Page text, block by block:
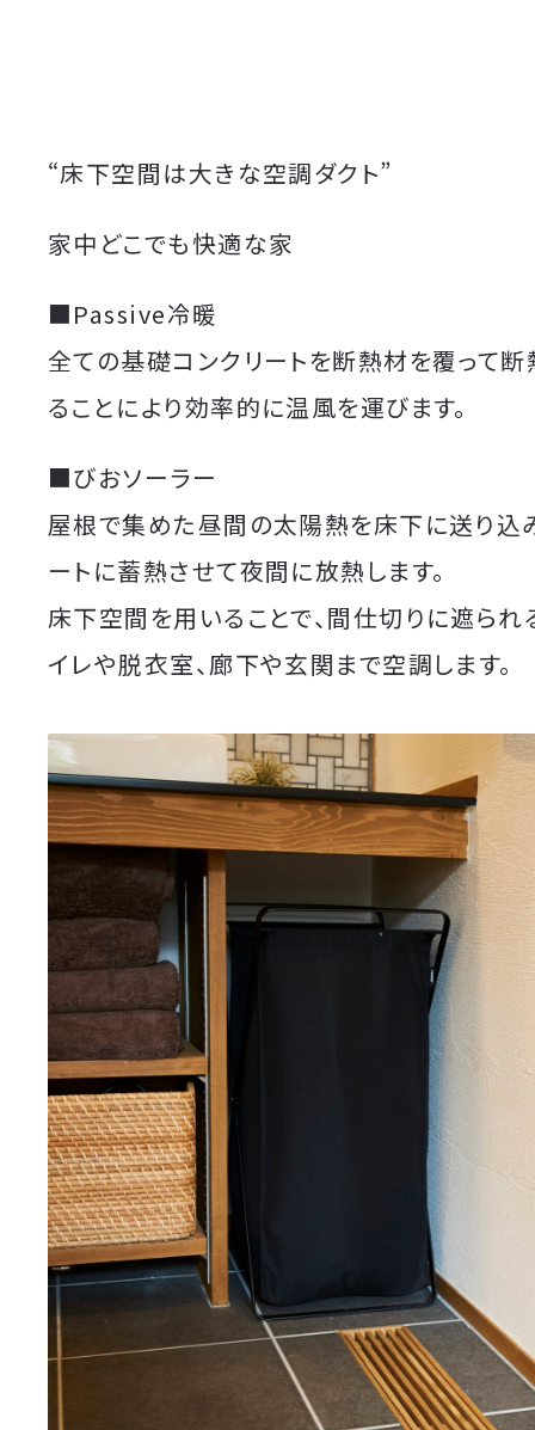
“床下空間は大きな空調ダクト”
家中どこでも快適な家
■Passive冷暖
全ての基礎コンクリートを断熱材を覆って断
ることにより効率的に温風を運びます。
■びおソーラー
屋根で集めた昼間の太陽熱を床下に送り込
ートに蓄熱させて夜間に放熱します。
床下空間を用いることで、間仕切りに遮られ
イレや脱衣室、廊下や玄関まで空調します。